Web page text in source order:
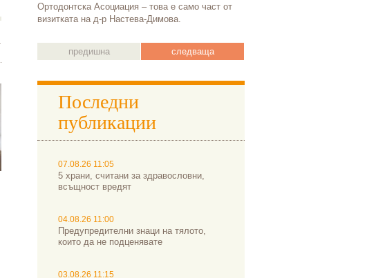
Ортодонтска Асоциация – това е само част от
визитката на д-р Настева-Димова.
предишна следваща
Последни
публикации
07.08.26 11:05
5 храни, считани за здравословни,
всъщност вредят
04.08.26 11:00
Предупредителни знаци на тялото,
които да не подценявате
03.08.26 11:15